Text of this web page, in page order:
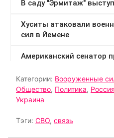
Категории: Вооруженные
Общество, Политика, Россия
Украина
Тэги: СВО, связь